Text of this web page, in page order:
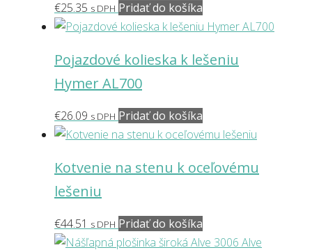
produktu.
€25.35 s DPH Pridať do košíka
Pojazdové kolieska k lešeniu
Hymer AL700
€26.09 s DPH Pridať do košíka
Kotvenie na stenu k oceľovému
lešeniu
€44.51 s DPH Pridať do košíka